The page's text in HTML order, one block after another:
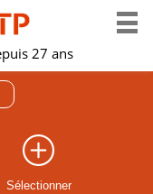
27 ans
Sélectionner